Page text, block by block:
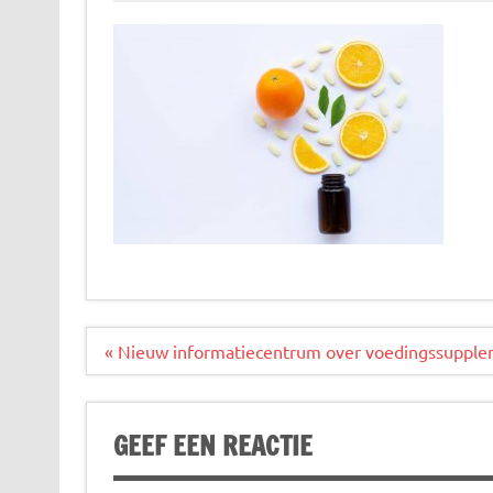
Bericht
« Nieuw informatiecentrum over
GEEF EEN REACTIE